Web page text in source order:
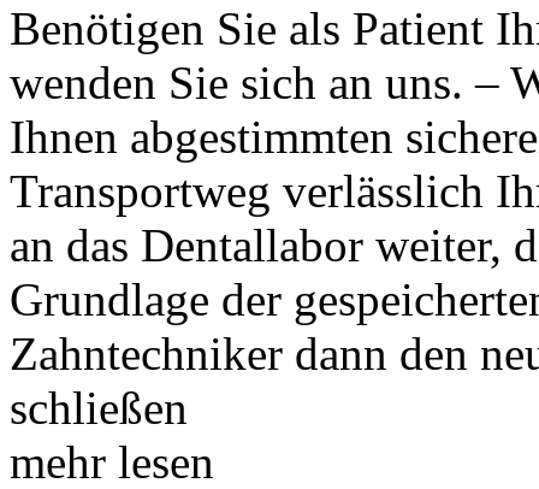
Benötigen Sie als Patient
wenden Sie sich an uns. –
Ihnen abgestimmten
Transportweg verlässlich
an das Dentallabor weiter,
Grundlage der
Zahntechniker dann den
schließen
mehr lesen